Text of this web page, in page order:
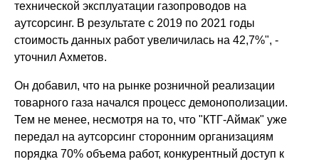
технической эксплуатации газопроводов на
аутсорсинг. В результате с 2019 по 2021 годы
стоимость данных работ увеличилась на 42,7%", -
уточнил Ахметов.
Он добавил, что на рынке розничной реализации
товарного газа начался процесс демонополизации.
Тем не менее, несмотря на то, что "КТГ-Аймак" уже
передал на аутсорсинг сторонним организациям
порядка 70% объема работ, конкурентный доступ к